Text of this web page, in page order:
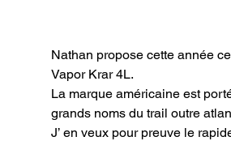
Nathan propose cette année
Vapor Krar 4L.
La marque américaine est
grands noms du trail outre
J’ en veux pour preuve le